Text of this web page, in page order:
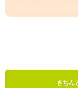
きちん